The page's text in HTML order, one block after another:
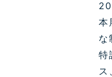
本
な
特